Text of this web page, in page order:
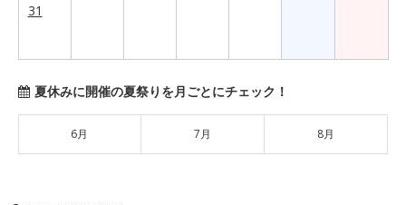
31
夏休みに開催の夏祭りを月ごとにチェック！
6月 7月 8月